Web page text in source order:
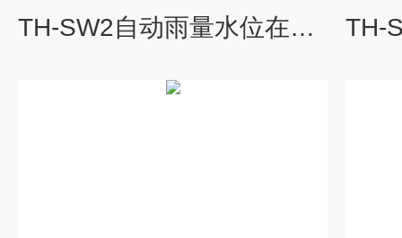
TH-SW2自动雨量水位在线监测站